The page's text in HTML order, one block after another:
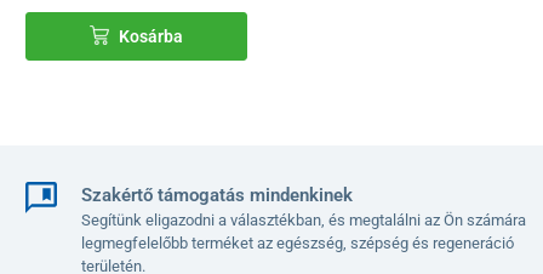
Kosárba
Szakértő támogatás mindenkinek
Segítünk eligazodni a választékban, és megtalálni az Ön számára
legmegfelelőbb terméket az egészség, szépség és regeneráció
területén.